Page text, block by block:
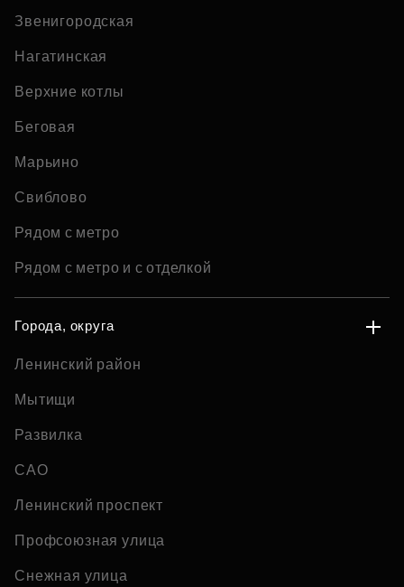
Звенигородская
Нагатинская
Верхние котлы
Беговая
Марьино
Свиблово
Рядом с метро
Рядом с метро и с отделкой
Города, округа
Ленинский район
Мытищи
Развилка
САО
Ленинский проспект
Профсоюзная улица
Снежная улица